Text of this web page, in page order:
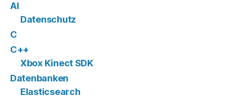
AI
Datenschutz
C
C++
Xbox Kinect SDK
Datenbanken
Elasticsearch